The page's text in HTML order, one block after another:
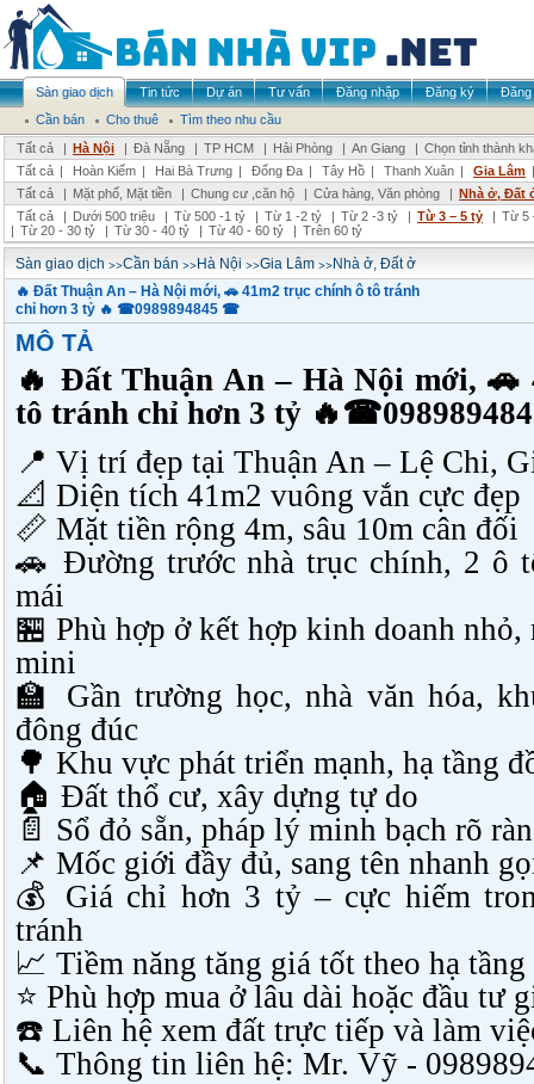
Sàn giao dịch Tin tức Dự án Tư vấn Đăng nhập Đăng ký
Đăng
Cần bán
Cho thuê
Tìm theo nhu cầu
Tất cả
| Hà Nội | Đà Nẵng | TP HCM | Hải Phòng | An Giang | Chọn tỉnh thành
Tất cả | Hoàn Kiếm | Hai Bà Trưng | Đống Đa | Tây Hồ | Thanh Xuân | Gia Lâm
Tất cả
| Mặt phố, Mặt tiền | Chung cư ,căn hộ | Cửa hàng, Văn phòng | Nhà ở, Đất
Tất cả
| Dưới 500 triệu | Từ 500 -1 tỷ | Từ 1 -2 tỷ | Từ 2 -3 tỷ | Từ 3 – 5 tỷ | Từ 5
| Từ 20 - 30 tỷ | Từ 30 - 40 tỷ | Từ 40 - 60 tỷ | Trên 60 tỷ
Sàn giao dịch >>Cần bán >>Hà Nội >>Gia Lâm >>Nhà ở, Đất ở
🔥 Đất Thuận An – Hà Nội mới, 🚗 41m2 trục chính ô tô tránh
chỉ hơn 3 tỷ 🔥 ☎0989894845 ☎
MÔ TẢ
🔥 Đất Thuận An – Hà Nội mới, 🚗
tô tránh chỉ hơn 3 tỷ 🔥 ☎
📍 Vị trí đẹp tại Thuận An – Lệ Chi,
📐 Diện tích 41m2 vuông vắn cực đẹp
📏 Mặt tiền rộng 4m, sâu 10m cân đối
🚗 Đường trước nhà trục chính, 2 ô
mái
🏪 Phù hợp ở kết hợp kinh doanh nhỏ,
mini
🏫 Gần trường học, nhà văn hóa,
đông đúc
🌳 Khu vực phát triển mạnh, hạ tầng
🏠 Đất thổ cư, xây dựng tự do
📄 Sổ đỏ sẵn, pháp lý minh bạch rõ
📌 Mốc giới đầy đủ, sang tên nhanh
💰 Giá chỉ hơn 3 tỷ – cực hiếm
tránh
📈 Tiềm năng tăng giá tốt theo hạ
⭐ Phù hợp mua ở lâu dài hoặc đầu tư
☎ Liên hệ xem đất trực tiếp và làm
📞 Thông tin liên hệ: Mr. Vỹ -